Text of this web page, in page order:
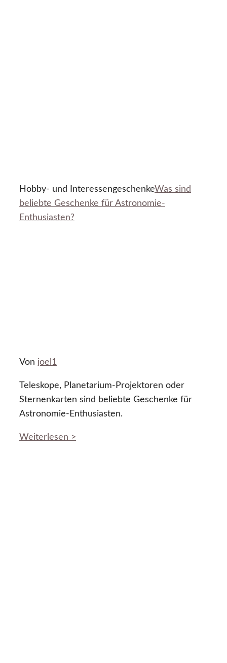
Hobby- und InteressengeschenkeWas sind
beliebte Geschenke für Astronomie-
Enthusiasten?
Von joel1
Teleskope, Planetarium-Projektoren oder
Sternenkarten sind beliebte Geschenke für
Astronomie-Enthusiasten.
Weiterlesen >